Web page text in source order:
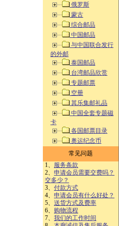
俄罗斯
蒙古
综合邮品
中国邮品
与中国联合发行
的外邮
泰国邮品
台湾邮品欣赏
专题邮票
空册
其乐集邮礼品
中国全套专题磁
卡
各国邮票目录
奥运纪念币
常见问题
1、 服务条款
2、 申请会员需要交费吗？
交多少？
3、 付款方式
4、 申请会员有什么好处？
5、 送货方式及费率
6、 购物流程
7、 我们的工作时间